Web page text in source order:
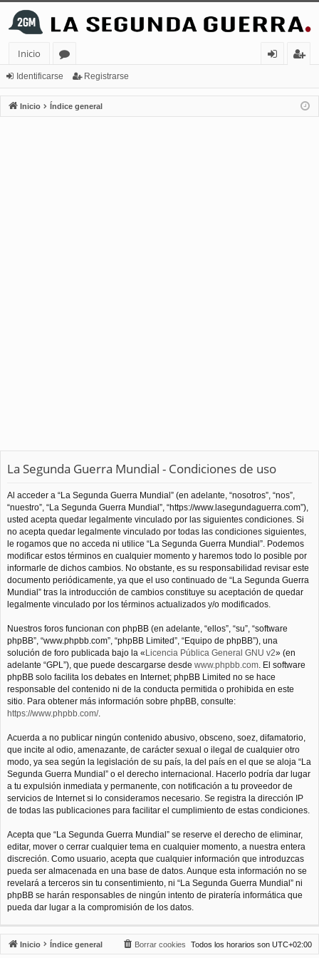
Inicio
or
os
nt
ifi
ist
ra
Identificarse Registrarse
Inicio Índice general
La Segunda Guerra Mundial - Condiciones de uso
Al acceder a “La Segunda Guerra Mundial” (en adelante, “nosotros”, “nos”,
“nuestro”, “La Segunda Guerra Mundial”, “https://www.lasegundaguerra.com”),
usted acepta quedar legalmente vinculado por las siguientes condiciones. Si
no acepta quedar legalmente vinculado por todas las condiciones siguientes,
le rogamos que no acceda ni utilice “La Segunda Guerra Mundial”. Podemos
modificar estos términos en cualquier momento y haremos todo lo posible por
informarle de dichos cambios. No obstante, es su responsabilidad revisar este
documento periódicamente, ya que el uso continuado de “La Segunda Guerra
Mundial” tras la introducción de cambios constituye su aceptación de quedar
legalmente vinculado por los términos actualizados y/o modificados.
Nuestros foros funcionan con phpBB (en adelante, “ellos”, “su”, “software
phpBB”, “www.phpbb.com”, “phpBB Limited”, “Equipo de phpBB”), una
solución de foro publicada bajo la «Licencia Pública General GNU v2» (en
adelante “GPL”), que puede descargarse desde www.phpbb.com. El software
phpBB solo facilita los debates en Internet; phpBB Limited no se hace
responsable del contenido ni de la conducta permitida o prohibida en este
sitio. Para obtener más información sobre phpBB, consulte:
https://www.phpbb.com/.
Acuerda a no publicar ningún contenido abusivo, obsceno, soez, difamatorio,
que incite al odio, amenazante, de carácter sexual o ilegal de cualquier otro
modo, ya sea según la legislación de su país, la del país en el que se aloja “La
Segunda Guerra Mundial” o el derecho internacional. Hacerlo podría dar lugar
a tu expulsión inmediata y permanente, con notificación a tu proveedor de
servicios de Internet si lo consideramos necesario. Se registra la dirección IP
de todas las publicaciones para facilitar el cumplimiento de estas condiciones.
Acepta que “La Segunda Guerra Mundial” se reserve el derecho de eliminar,
editar, mover o cerrar cualquier tema en cualquier momento, a nuestra entera
discreción. Como usuario, acepta que cualquier información que introduzcas
pueda ser almacenada en una base de datos. Aunque esta información no se
revelará a terceros sin tu consentimiento, ni “La Segunda Guerra Mundial” ni
phpBB se harán responsables de ningún intento de piratería informática que
pueda dar lugar a la compromisión de los datos.
Inicio Índice general Todos los horarios son UTC+02:00
Borrar cookies